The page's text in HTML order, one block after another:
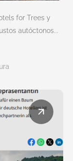
for Trees y
autóctonos...